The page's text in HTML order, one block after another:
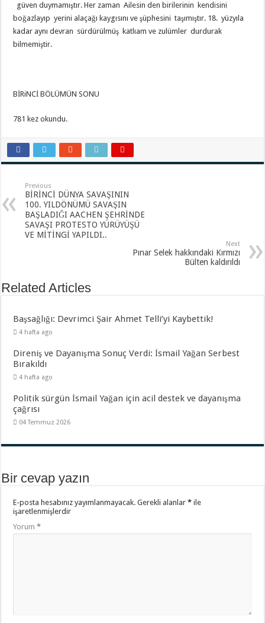
güven duymamıştır. Her zaman Ailesin den birilerinin kendisini
boğazlayıp yerini alaçağı kaygısını ve şüphesini taşımıştır. 18. yüzyıla
kadar aynı devran sürdürülmüş katlıam ve zulümler durdurak
bilmemiştir.
BİRiNCİ BÖLÜMÜN SONU
781 kez okundu.
Previous
BİRİNCİ DÜNYA SAVAŞININ
100. YILDÖNÜMÜ SAVAŞIN
BAŞLADIĞI AACHEN ŞEHRİNDE
SAVAŞI PROTESTO YÜRÜYÜŞÜ
VE MİTİNGİ YAPILDI..
Next
Pınar Selek hakkındaki Kırmızı
Bülten kaldırıldı
Related Articles
Başsağlığı: Devrimci Şair Ahmet Telli’yi Kaybettik!
4 hafta ago
Direniş ve Dayanışma Sonuç Verdi: İsmail Yağan Serbest
Bırakıldı
4 hafta ago
Politik sürgün İsmail Yağan için acil destek ve dayanışma
çağrısı
04 Temmuz 2026
Bir cevap yazın
E-posta hesabınız yayımlanmayacak. Gerekli alanlar* ile
işaretlenmişlerdir
Yorum*